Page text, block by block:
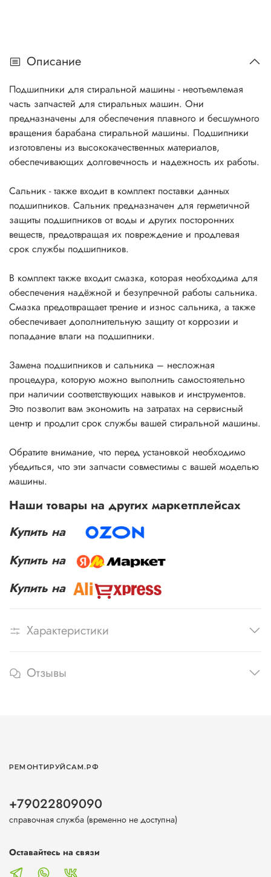
Описание
Подшипники для стиральной машины - неотъемлемая
часть запчастей для стиральных машин. Они
предназначены для обеспечения плавного и бесшумного
вращения барабана стиральной машины. Подшипники
изготовлены из высококачественных материалов,
обеспечивающих долговечность и надежность их работы.
Сальник - также входит в комплект поставки данных
подшипников. Сальник предназначен для герметичной
защиты подшипников от воды и других посторонних
веществ, предотвращая их повреждение и продлевая
срок службы подшипников.
В комплект также входит смазка, которая необходима для
обеспечения надёжной и безупречной работы сальника.
Смазка предотвращает трение и износ сальника, а также
обеспечивает дополнительную защиту от коррозии и
попадание влаги на подшипники.
Замена подшипников и сальника – несложная
процедура, которую можно выполнить самостоятельно
при наличии соответствующих навыков и инструментов.
Это позволит вам экономить на затратах на сервисный
центр и продлит срок службы вашей стиральной машины.
Обратите внимание, что перед установкой необходимо
убедиться, что эти запчасти совместимы с вашей моделью
машины.
Наши товары на других маркетплейсах
Купить на
Купить на
Купить на
Характеристики
Отзывы
РЕМОНТИРУЙСАМ.РФ
+79022809090
справочная служба (временно не доступна)
Оставайтесь на связи